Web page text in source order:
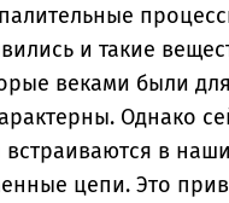
и такие
веками были
Однако
встраиваются в наши
цепи. Это